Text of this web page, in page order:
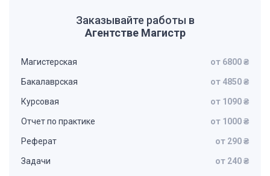
Заказывайте работы в
Агентстве Магистр
Магистерская от 6800 ₴
Бакалаврская от 4850 ₴
Курсовая от 1090 ₴
Отчет по практике от 1000 ₴
Реферат от 290 ₴
Задачи от 240 ₴